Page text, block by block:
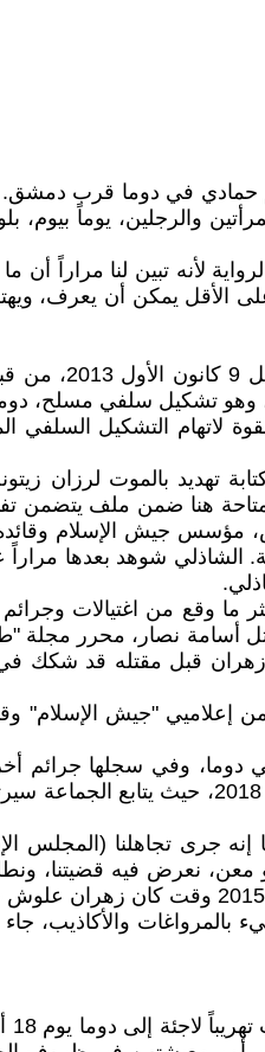
والرجلين، يوماً بيوم،
لأنه تبين لنا مراراً
الأقل يمكن أن يعرف،
اختطفت سميرة ورزان
تشكيل سلفي مسلح،
لاتهام التشكيل السلفي
هنا ضمن ملف يتضمن
الشاذلي شوهد بعدها
من اغتيالات وجرائم في
أسامة نصار، محرر مجلة
قبل مقتله قد شكك
"جيش الإسلام"
دوما، وفي سجلها
والعنجهية والاستئثار والجشع، وصولاً في النهاية إلى
جرى تجاهلنا (المجلس
معن، نعرض فيه قضيتنا،